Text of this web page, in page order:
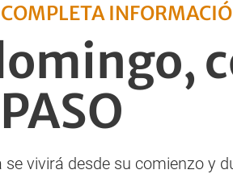
se vivirá desde su comienzo y